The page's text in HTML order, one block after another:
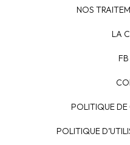
NOS
LA
POLITIQUE
POLITIQUE